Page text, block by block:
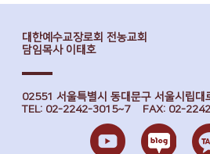
대한예수교장로회 전농교회
담임목사 이태호
02551 서울특별시 동대문구 서울시립
TEL: 02-2242-3015~7 FAX: 02-